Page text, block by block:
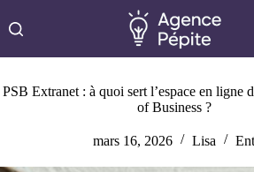
au
contenu
PSB Extranet : à quoi sert l’espace en ligne
of Business ?
mars 16, 2026 Lisa